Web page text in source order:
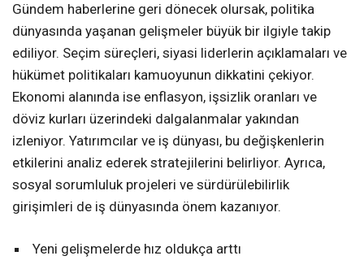
Gündem haberlerine geri dönecek olursak, politika
dünyasında yaşanan gelişmeler büyük bir ilgiyle takip
ediliyor. Seçim süreçleri, siyasi liderlerin açıklamaları ve
hükümet politikaları kamuoyunun dikkatini çekiyor.
Ekonomi alanında ise enflasyon, işsizlik oranları ve
döviz kurları üzerindeki dalgalanmalar yakından
izleniyor. Yatırımcılar ve iş dünyası, bu değişkenlerin
etkilerini analiz ederek stratejilerini belirliyor. Ayrıca,
sosyal sorumluluk projeleri ve sürdürülebilirlik
girişimleri de iş dünyasında önem kazanıyor.
Yeni gelişmelerde hız oldukça arttı